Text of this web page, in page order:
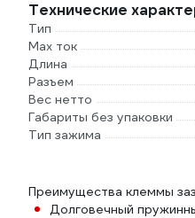
Технические
Тип
Max ток
Длина
Разъем
Вес нетто
Габариты без упаковки
Тип зажима
Преимущества клеммы
Долговечный